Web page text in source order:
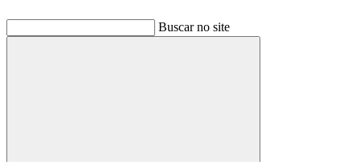
Buscar no site